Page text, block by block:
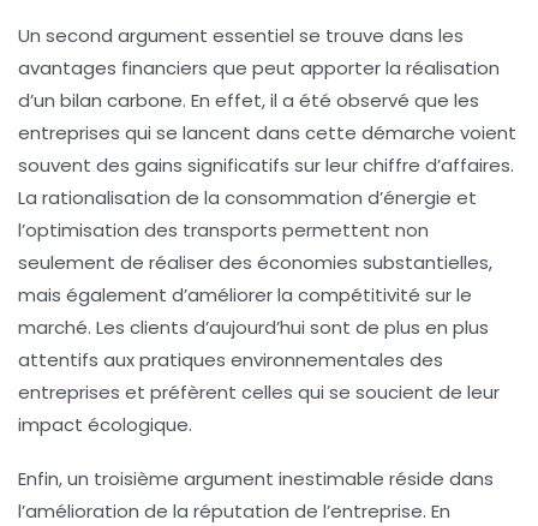
Un second argument essentiel se trouve dans les
avantages financiers que peut apporter la réalisation
d’un bilan carbone. En effet, il a été observé que les
entreprises qui se lancent dans cette démarche voient
souvent des gains significatifs sur leur chiffre d’affaires.
La rationalisation de la consommation d’énergie et
l’optimisation des transports permettent non
seulement de réaliser des économies substantielles,
mais également d’améliorer la compétitivité sur le
marché. Les clients d’aujourd’hui sont de plus en plus
attentifs aux pratiques environnementales des
entreprises et préfèrent celles qui se soucient de leur
impact écologique.
Enfin, un troisième argument inestimable réside dans
l’amélioration de la réputation de l’entreprise. En